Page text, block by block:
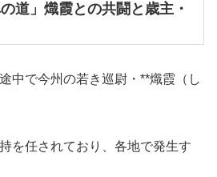
道」熾霞との共闘と歳主・
中で今州の若き巡尉・**熾霞（し
を任されており、各地で発生す